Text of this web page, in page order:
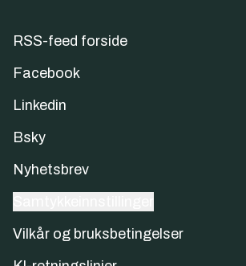
RSS-feed forside
Facebook
Linkedin
Bsky
Nyhetsbrev
Vilkår og bruksbetingelser